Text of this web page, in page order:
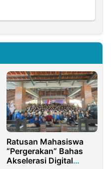
Ratusan Mahasiswa
“Pergerakan” Bahas
Akselerasi Digital